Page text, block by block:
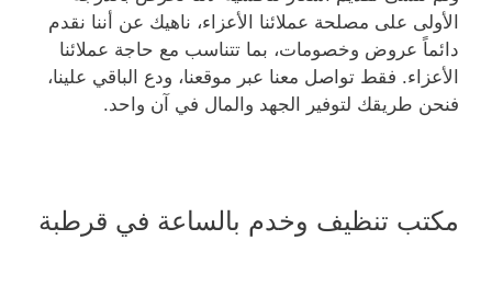
الأولى على مصلحة عملائنا الأعزاء، ناهيك عن أننا نقدم
دائماً عروض وخصومات، بما تتناسب مع حاجة عملائنا
الأعزاء. فقط تواصل معنا عبر موقعنا، ودع الباقي علينا،
فنحن طريقك لتوفير الجهد والمال في آن واحد.
مكتب تنظيف وخدم بالساعة في قرطبة